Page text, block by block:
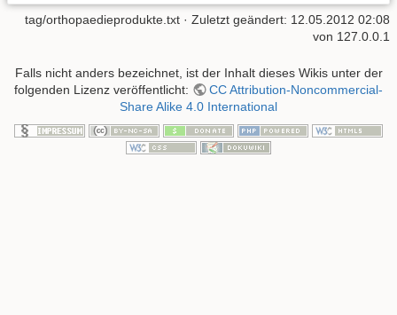
tag/orthopaedieprodukte.txt · Zuletzt geändert: 12.05.2012 02:08
von 127.0.0.1
Falls nicht anders bezeichnet, ist der Inhalt dieses Wikis unter der
folgenden Lizenz veröffentlicht:
CC Attribution-Noncommercial-
Share Alike 4.0 International